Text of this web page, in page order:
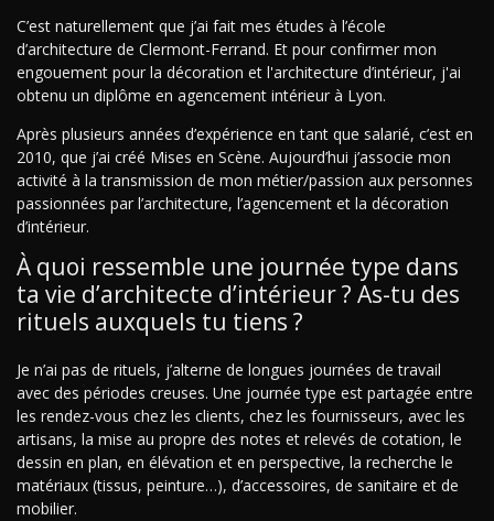
C’est naturellement que j’ai fait mes études à l’école
d’architecture de Clermont-Ferrand. Et pour confirmer mon
engouement pour la décoration et l'architecture d’intérieur, j'ai
obtenu un diplôme en agencement intérieur à Lyon.
Après plusieurs années d’expérience en tant que salarié, c’est en
2010, que j’ai créé Mises en Scène. Aujourd’hui j’associe mon
activité à la transmission de mon métier/passion aux personnes
passionnées par l’architecture, l’agencement et la décoration
d’intérieur.
À quoi ressemble une journée type dans
ta vie d’architecte d’intérieur ? As-tu des
rituels auxquels tu tiens ?
Je n’ai pas de rituels, j’alterne de longues journées de travail
avec des périodes creuses. Une journée type est partagée entre
les rendez-vous chez les clients, chez les fournisseurs, avec les
artisans, la mise au propre des notes et relevés de cotation, le
dessin en plan, en élévation et en perspective, la recherche le
matériaux (tissus, peinture…), d’accessoires, de sanitaire et de
mobilier.